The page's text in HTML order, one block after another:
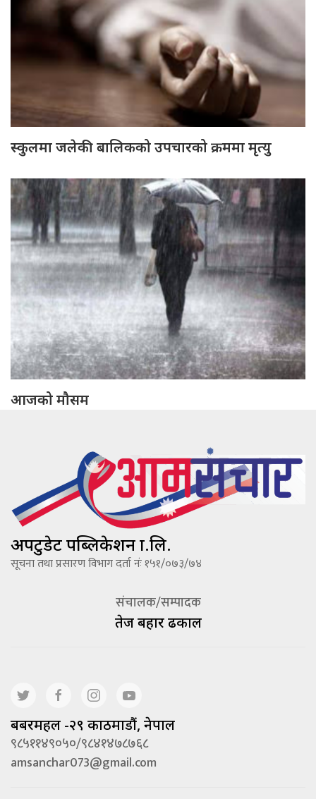
स्कुलमा जलेकी बालिकको उपचारको क्रममा मृत्यु
आजको मौसम
अपटुडेट पब्लिकेशन प्रा.लि.
सूचना तथा प्रसारण विभाग दर्ता नंः १५१/०७३/७४
संचालक/सम्पादक
तेज बहादूर ढकाल
बबरमहल -२९ काठमाडौं, नेपाल
९८५११४९०५०/९८४१४७८७६८
amsanchar073@gmail.com